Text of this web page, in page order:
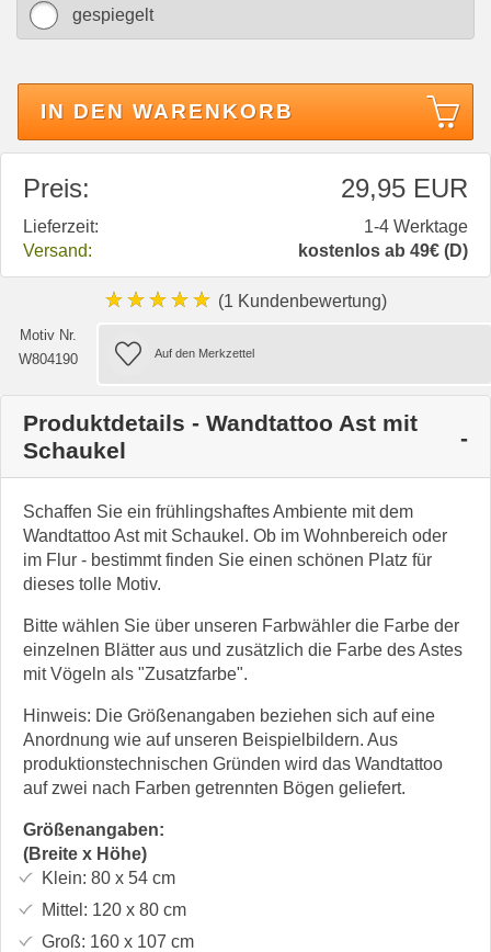
gespiegelt
IN DEN WARENKORB
Preis: 29,95 EUR
Lieferzeit:
1-4 Werktage
Versand:
kostenlos ab 49€ (D)
★★★★★ (1 Kundenbewertung)
Motiv Nr.
W804190
Produktdetails - Wandtattoo Ast mit
Schaukel
Schaffen Sie ein frühlingshaftes Ambiente mit dem
Wandtattoo Ast mit Schaukel. Ob im Wohnbereich oder
im Flur - bestimmt finden Sie einen schönen Platz für
dieses tolle Motiv.
Bitte wählen Sie über unseren Farbwähler die Farbe der
einzelnen Blätter aus und zusätzlich die Farbe des Astes
mit Vögeln als "Zusatzfarbe".
Hinweis: Die Größenangaben beziehen sich auf eine
Anordnung wie auf unseren Beispielbildern. Aus
produktionstechnischen Gründen wird das Wandtattoo
auf zwei nach Farben getrennten Bögen geliefert.
Größenangaben:
(Breite x Höhe)
Klein: 80 x 54cm
Mittel: 120 x 80cm
Groß: 160 x 107 cm